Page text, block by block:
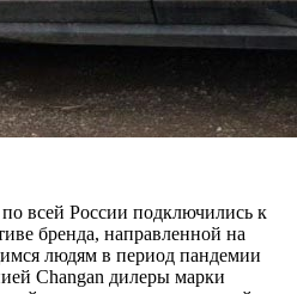
всей России подключились к
бренда, направленной на
людям в период пандемии
Changan дилеры марки